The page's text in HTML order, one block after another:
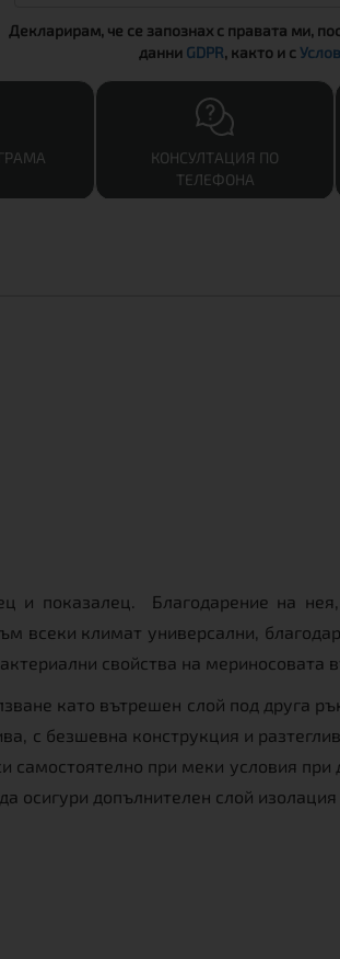
Декларирам, че се запознах с правата ми,
данни GDPR, както и с
КОНСУЛТАЦИЯ ПО
ТЕЛЕФОНА
и показалец. Благодарение на
всеки климат универсални,
свойства на мериносовата
като вътрешен слой под друга
с безшевна конструкция и
при меки условия
осигури допълнителен слой